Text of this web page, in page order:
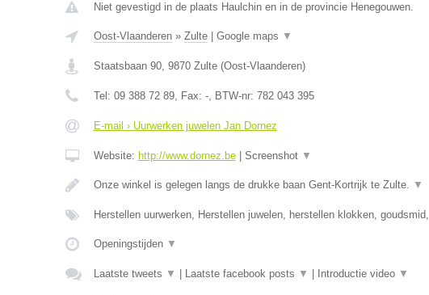
Niet gevestigd in de plaats Haulchin en in de provincie Henegouwen.
Oost-Vlaanderen» Zulte| Google maps ▼
Staatsbaan 90, 9870 Zulte(Oost-Vlaanderen)
Tel: 09 388 72 89, Fax: -, BTW-nr: 782 043 395
E-mail › Uurwerken juwelen Jan Dornez
Website: http://www.dornez.be| Screenshot ▼
Onze winkel is gelegen langs de drukke baan Gent-Kortrijk te Zulte. ▼
Herstellen uurwerken, Herstellen juwelen, herstellen klokken, goudsmid,
Openingstijden ▼
Laatste tweets ▼ Laatste facebook posts ▼ Introductie video ▼